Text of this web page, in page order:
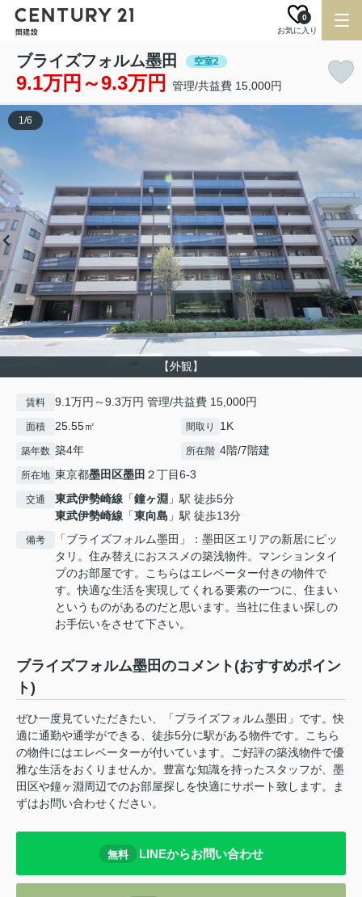
お気に入り
0
ブライズフォルム墨田 空室2
9.1万円～9.3万円 管理/共益費 15,000円
【外観】
1/6
賃料 9.1万円～9.3万円 管理/共益費 15,000円
面積 25.55㎡ 間取り 1K
築年数 築4年 所在階 4階/7階建
所在地 東京都墨田区墨田 ２丁目6-3
交通 東武伊勢崎線 「鐘ヶ淵 」駅 徒歩5分
東武伊勢崎線 「東向島 」駅 徒歩13分
備考
「ブライズフォルム墨田」：墨田区エリアの新居にピッ
タリ。住み替えにおススメの築浅物件。マンションタイ
プのお部屋です。こちらはエレベーター付きの物件で
す。快適な生活を実現してくれる要素の一つに、住まい
というものがあるのだと思います。当社に住まい探しの
お手伝いをさせて下さい。
ブライズフォルム墨田のコメント(おすすめポイン
ト)
ぜひ一度見ていただきたい、「ブライズフォルム墨田」です。快
適に通勤や通学ができる、徒歩5分に駅がある物件です。こちら
の物件にはエレベーターが付いています。ご好評の築浅物件で優
雅な生活をおくりませんか。豊富な知識を持ったスタッフが、墨
田区や鐘ヶ淵周辺でのお部屋探しを快適にサポート致します。ま
ずはお問い合わせください。
無料 LINEからお問い合わせ